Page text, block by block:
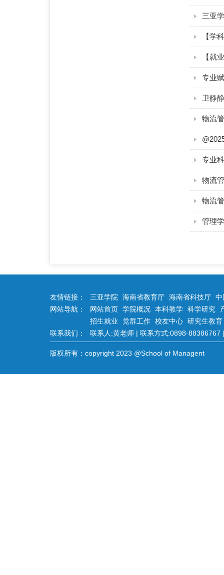
三亚
【就
专业
卫静
物流
专业
物流
物流
管理
友情链接： 三亚学院 海南省教育厅 海南省科技厅 中
网站导航：
网站首页 学院概况 本科教学 科学研究
招生就业
党群工作 校友中心 研究生教育
联系我们：
联系人:黄老师 | 联系方式:0898-88386767
版权所有：copyright 2023 @School of Managent